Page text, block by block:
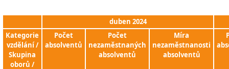
duben 2024
Kategorie
vzdělání /
Skupina
oborů /
Počet
absolventů
Počet
nezaměstnaných
absolventů
Míra
nezaměstnanosti
absolventů